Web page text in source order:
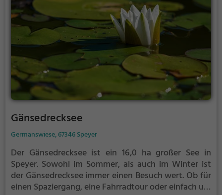
Gänsedrecksee
Germanswiese, 67346 Speyer
Der Gänsedrecksee ist ein 16,0 ha großer See in
Speyer. Sowohl im Sommer, als auch im Winter ist
der Gänsedrecksee immer einen Besuch wert. Ob für
einen Spaziergang, eine Fahrradtour oder einfach um